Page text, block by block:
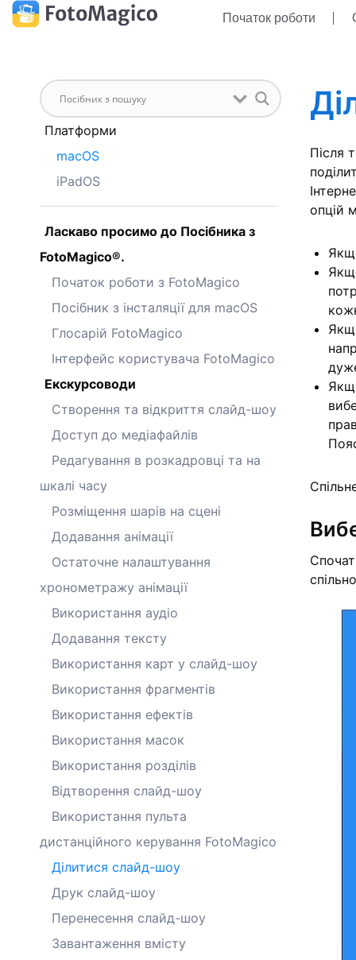
Початок роботи
Платформи
macOS
iPadOS
Ласкаво просимо до Посібника з
FotoMagico®.
Початок роботи з FotoMagico
Посібник з інсталяції для macOS
Глосарій FotoMagico
Інтерфейс користувача FotoMagico
Екскурсоводи
Створення та відкриття слайд-шоу
Доступ до медіафайлів
Редагування в розкадровці та на
шкалі часу
Розміщення шарів на сцені
Додавання анімації
Остаточне налаштування
хронометражу анімації
Використання аудіо
Додавання тексту
Використання карт у слайд-шоу
Використання фрагментів
Використання ефектів
Використання масок
Використання розділів
Відтворення слайд-шоу
Використання пульта
дистанційного керування FotoMagico
Ділитися слайд-шоу
Друк слайд-шоу
Перенесення слайд-шоу
Завантаження вмісту
Після
опцій